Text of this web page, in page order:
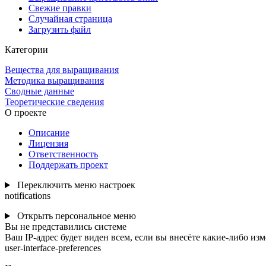
Свежие правки
Случайная страница
Загрузить файл
Категории
Вещества для выращивания
Методика выращивания
Сводные данные
Теоретические сведения
О проекте
Описание
Лицензия
Ответственность
Поддержать проект
Переключить меню настроек
notifications
Открыть персональное меню
Вы не представились системе
Ваш IP-адрес будет виден всем, если вы внесёте какие-либо
user-interface-preferences